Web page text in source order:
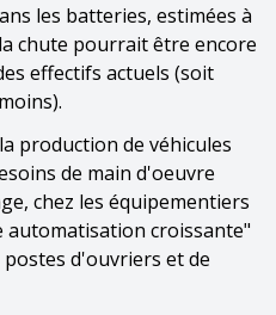
les batteries, estimées à
chute pourrait être encore
effectifs actuels (soit
production de véhicules
de main d'oeuvre
chez les équipementiers
croissante"
d'ouvriers et de